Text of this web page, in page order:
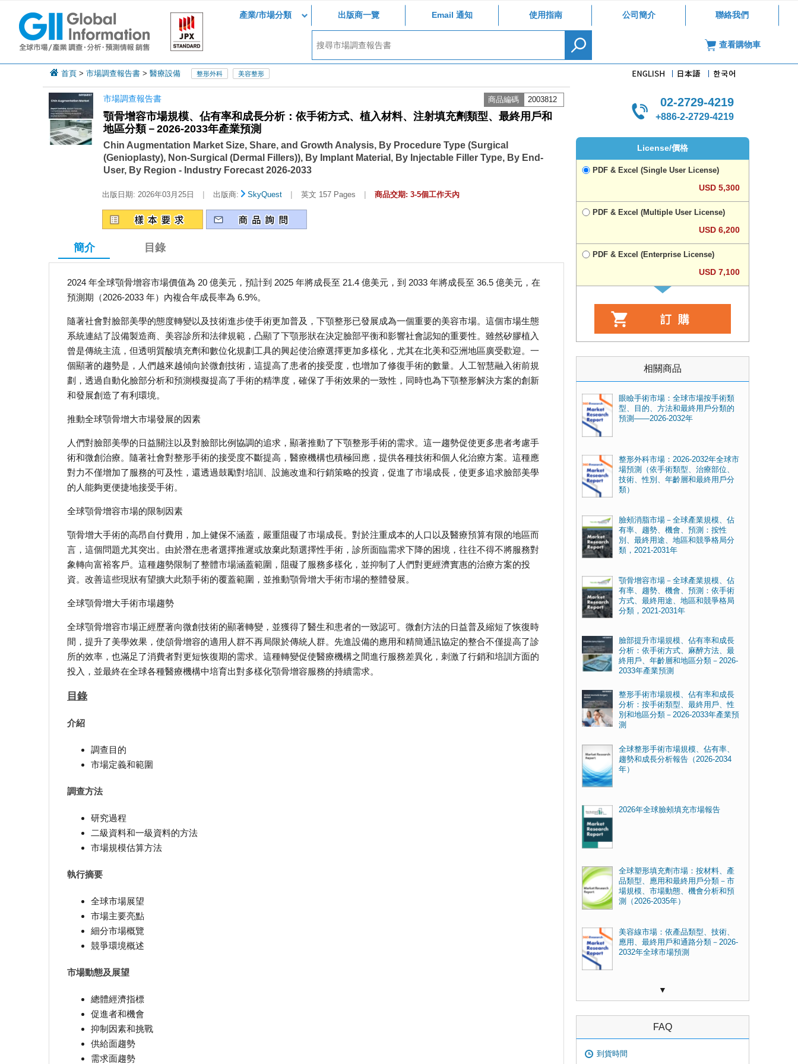
產業/市場分類 出版商一覽 Email 通知 使用指南 公司簡介 聯絡我們
查看購物車
首頁 > 市場調查報告書 > 醫療設備 整形外科 美容整形
市場調查報告書 商品編碼 2003812
顎骨增容市場規模、佔有率和成長分析：依手術方式、植入材料、注射填充劑類型、最終用戶和
地區分類－2026-2033年產業預測
Chin Augmentation Market Size, Share, and Growth Analysis, By Procedure Type (Surgical
(Genioplasty), Non-Surgical (Dermal Fillers)), By Implant Material, By Injectable Filler Type, By End-
User, By Region - Industry Forecast 2026-2033
出版日期: 2026年03月25日 | 出版商: SkyQuest | 英文 157 Pages | 商品交期: 3-5個工作天內
簡介 目錄
2024 年全球顎骨增容市場價值為 20 億美元，預計到 2025 年將成長至 21.4 億美元，到 2033 年將成長至 36.5 億美元，在
預測期（2026-2033 年）內複合年成長率為 6.9%。
隨著社會對臉部美學的態度轉變以及技術進步使手術更加普及，下顎整形已發展成為一個重要的美容市場。這個市場生態
系統連結了設備製造商、美容診所和法律規範，凸顯了下顎形狀在決定臉部平衡和影響社會認知的重要性。雖然矽膠植入
曾是傳統主流，但透明質酸填充劑和數位化規劃工具的興起使治療選擇更加多樣化，尤其在北美和亞洲地區廣受歡迎。一
個顯著的趨勢是，人們越來越傾向於微創技術，這提高了患者的接受度，也增加了修復手術的數量。人工智慧融入術前規
劃，透過自動化臉部分析和預測模擬提高了手術的精準度，確保了手術效果的一致性，同時也為下顎整形解決方案的創新
和發展創造了有利環境。
推動全球顎骨增大市場發展的因素
人們對臉部美學的日益關注以及對臉部比例協調的追求，顯著推動了下顎整形手術的需求。這一趨勢促使更多患者考慮手
術和微創治療。隨著社會對整形手術的接受度不斷提高，醫療機構也積極回應，提供各種技術和個人化治療方案。這種應
對力不僅增加了服務的可及性，還透過鼓勵對培訓、設施改進和行銷策略的投資，促進了市場成長，使更多追求臉部美學
的人能夠更便捷地接受手術。
全球顎骨增容市場的限制因素
顎骨增大手術的高昂自付費用，加上健保不涵蓋，嚴重阻礙了市場成長。對於注重成本的人口以及醫療預算有限的地區而
言，這個問題尤其突出。由於潛在患者選擇推遲或放棄此類選擇性手術，診所面臨需求下降的困境，往往不得不將服務對
象轉向富裕客戶。這種趨勢限制了整體市場涵蓋範圍，阻礙了服務多樣化，並抑制了人們對更經濟實惠的治療方案的投
資。改善這些現狀有望擴大此類手術的覆蓋範圍，並推動顎骨增大手術市場的整體發展。
全球顎骨增大手術市場趨勢
全球顎骨增容市場正經歷著向微創技術的顯著轉變，並獲得了醫生和患者的一致認可。微創方法的日益普及縮短了恢復時
間，提升了美學效果，使頜骨增容的適用人群不再局限於傳統人群。先進設備的應用和精簡通訊協定的整合不僅提高了診
所的效率，也滿足了消費者對更短恢復期的需求。這種轉變促使醫療機構之間進行服務差異化，刺激了行銷和培訓方面的
投入，並最終在全球各種醫療機構中培育出對多樣化顎骨增容服務的持續需求。
目錄
介紹
調查目的
市場定義和範圍
調查方法
研究過程
二級資料和一級資料的方法
市場規模估算方法
執行摘要
全球市場展望
市場主要亮點
細分市場概覽
競爭環境概述
市場動態及展望
總體經濟指標
促進者和機會
抑制因素和挑戰
供給面趨勢
需求面趨勢
02-2729-4219
+886-2-2729-4219
License/價格
PDF & Excel (Single User License)
USD 5,300
PDF & Excel (Multiple User License)
USD 6,200
PDF & Excel (Enterprise License)
USD 7,100
相關商品
眼瞼手術市場：全球市場按手術類
型、目的、方法和最終用戶分類的
預測——2026-2032年
整形外科市場：2026-2032年全球市
場預測（依手術類型、治療部位、
技術、性別、年齡層和最終用戶分
類）
臉頰消脂市場－全球產業規模、佔
有率、趨勢、機會、預測：按性
別、最終用途、地區和競爭格局分
類，2021-2031年
顎骨增容市場－全球產業規模、佔
有率、趨勢、機會、預測：依手術
方式、最終用途、地區和競爭格局
分類，2021-2031年
臉部提升市場規模、佔有率和成長
分析：依手術方式、麻醉方法、最
終用戶、年齡層和地區分類－2026-
2033年產業預測
整形手術市場規模、佔有率和成長
分析：按手術類型、最終用戶、性
別和地區分類－2026-2033年產業預
測
全球整形手術市場規模、佔有率、
趨勢和成長分析報告（2026-2034
年）
2026年全球臉頰填充市場報告
全球塑形填充劑市場：按材料、產
品類型、應用和最終用戶分類－市
場規模、市場動態、機會分析和預
測（2026-2035年）
美容線市場：依產品類型、技術、
應用、最終用戶和通路分類－2026-
2032年全球市場預測
▼
FAQ
到貨時間